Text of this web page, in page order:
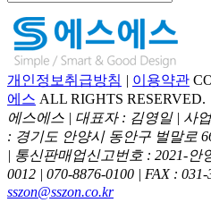
개인정보취급방침 | 이용약관
에스 ALL RIGHTS RESERVED.
에스에스 | 대표자 : 김영일 | 사
: 경기도 안양시 동안구 벌말로
| 통신판매업신고번호 : 2021-안
0012 | 070-8876-0100 | FAX :
sszon@sszon.co.kr